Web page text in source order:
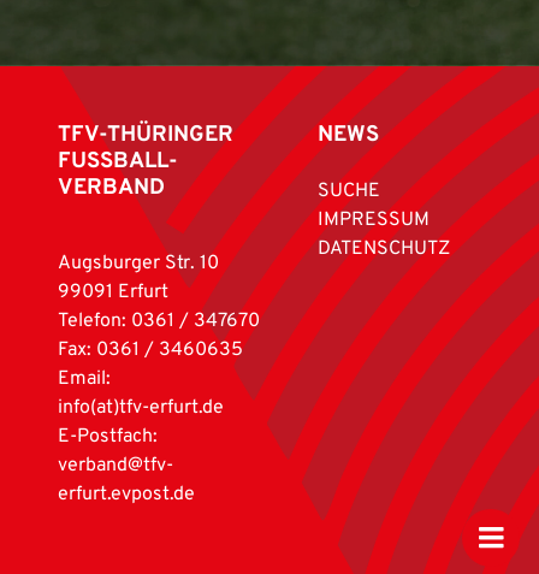
TFV-THÜRINGER
FUSSBALL-
VERBAND
Augsburger Str. 10
99091 Erfurt
Telefon: 0361 / 347670
Fax: 0361 / 3460635
Email:
info(at)tfv-erfurt.de
E-Postfach:
verband@tfv-
erfurt.evpost.de
NEWS
SUCHE
IMPRESSUM
DATENSCHUTZ